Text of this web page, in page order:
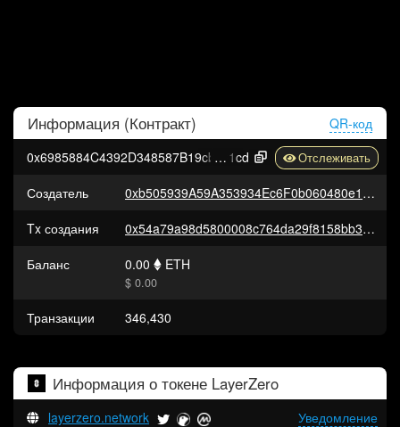
Информация (Контракт)
QR-код
0x6985884C4392D348587B19cb9eAAf157F1327
1cd
Создатель
0xb505939A59A353934Ec6F0b060480e177394E155
Tx создания
0x54a79a98d5800008c764da29f8158bb3c97e732fdbaca19152f85b631dcbb989
Баланс
0.00 ETH
$ 0.00
Транзакции 346,430
Информация о токене LayerZero
Уведомление
layerzero.network